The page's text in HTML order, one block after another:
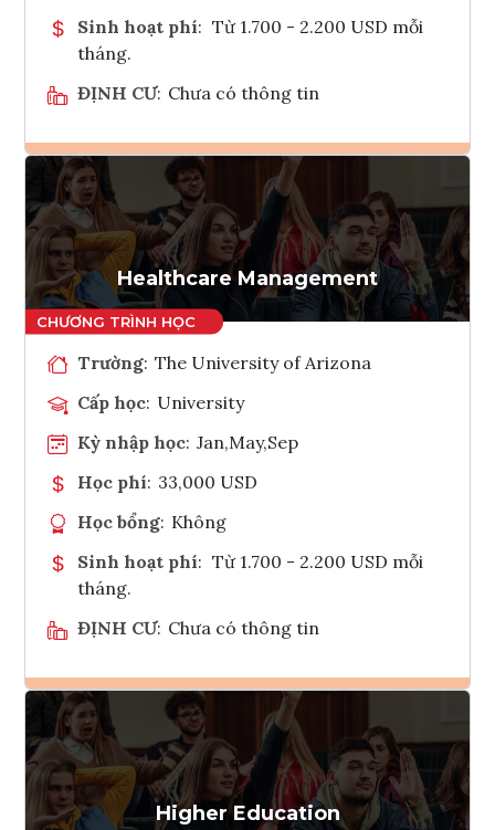
Sinh hoạt phí: Từ 1.700 - 2.200 USD mỗi
tháng.
ĐỊNH CƯ: Chưa có thông tin
Ghi danh
Tham vấn Interlink
Healthcare Management
Trường: The University of Arizona
Cấp học: University
Kỳ nhập học: Jan,May,Sep
Học phí: 33,000 USD
Học bổng: Không
Sinh hoạt phí: Từ 1.700 - 2.200 USD mỗi
tháng.
ĐỊNH CƯ: Chưa có thông tin
Ghi danh
Tham vấn Interlink
Higher Education